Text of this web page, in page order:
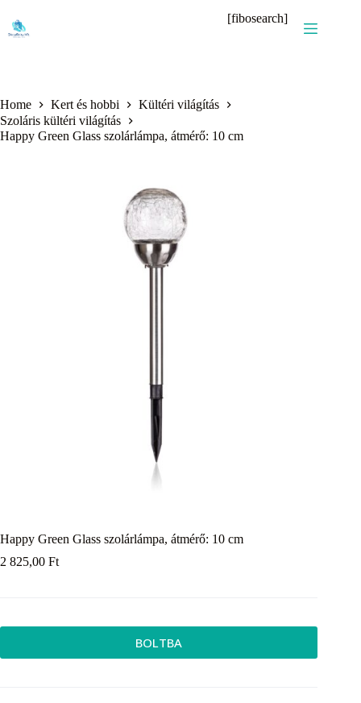
content
[fibosearch]
Home Kert és hobbi
Kültéri világítás
Szoláris kültéri világítás
Happy Green Glass szolárlámpa, átmérő: 10 cm
Happy Green Glass szolárlámpa, átmérő: 10 cm
2 825,00 Ft
BOLTBA